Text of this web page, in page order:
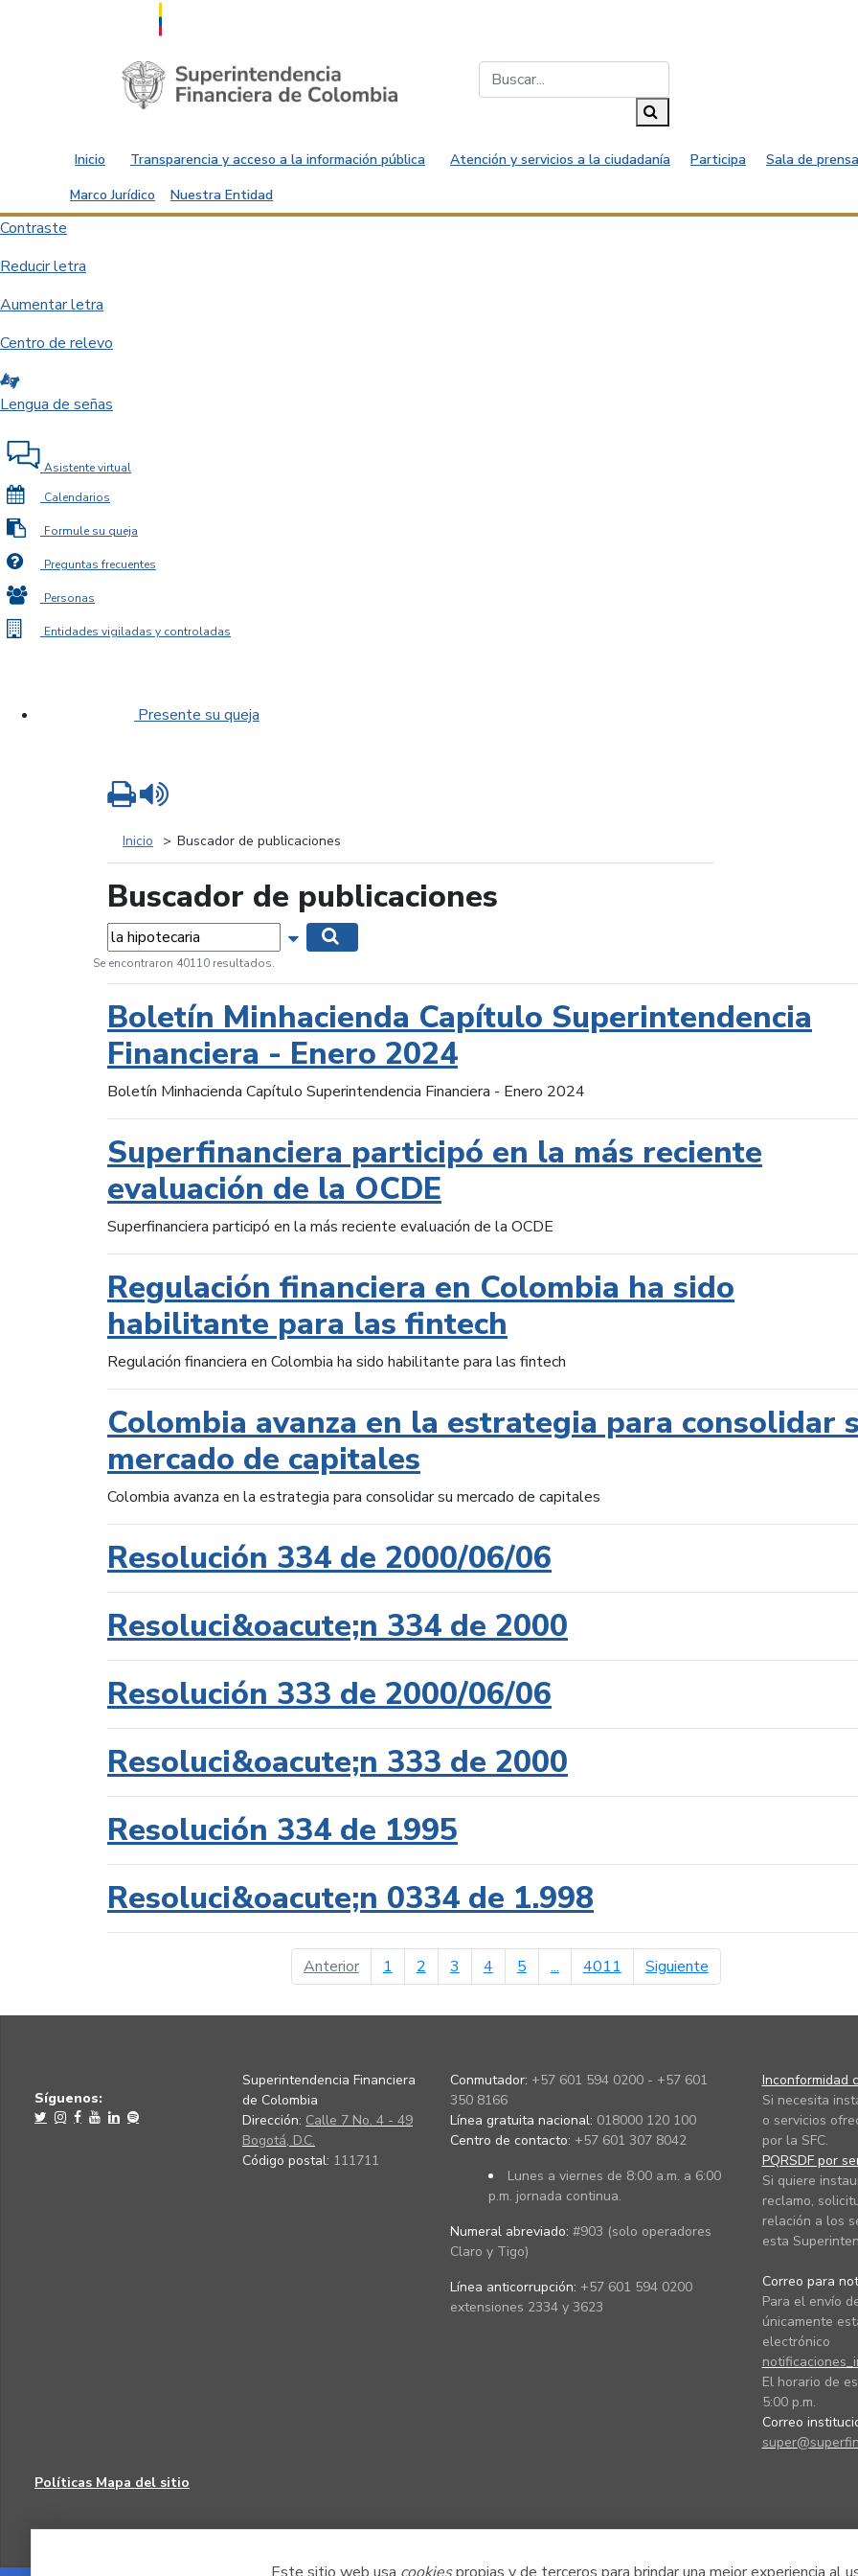
Saltar al contenido principal
Inicio Transparencia y acceso a la información pública Atención y servicios a la ciudadanía Participa
Sala de
Marco Jurídico
Nuestra Entidad
Contraste
Reducir letra
Aumentar letra
Centro de relevo
Lengua de señas
Asistente virtual
Calendarios
Formule su queja
Preguntas frecuentes
Personas
Entidades vigiladas y controladas
Presente su queja
Inicio Buscador de publicaciones
Buscador de publicaciones
Palabras... Mostrar opciones de búsqueda
Se encontraron 40110 resultados.
Boletín Minhacienda Capítulo Superintendencia
Financiera - Enero 2024
Boletín Minhacienda Capítulo Superintendencia Financiera - Enero 2024
Superfinanciera participó en la más reciente
evaluación de la OCDE
Superfinanciera participó en la más reciente evaluación de la OCDE
Regulación financiera en Colombia ha sido
habilitante para las fintech
Regulación financiera en Colombia ha sido habilitante para las fintech
Colombia avanza en la estrategia para consolidar
mercado de capitales
Colombia avanza en la estrategia para consolidar su mercado de capitales
Resolución 334 de 2000/06/06
Resoluci&oacute;n 334 de 2000
Resolución 333 de 2000/06/06
Resoluci&oacute;n 333 de 2000
Resolución 334 de 1995
Resoluci&oacute;n 0334 de 1.998
Anteriorpágina anterior
1 2 3 4 5 ... 4011 Siguientepágina siguiente
Imprimir
Síguenos:
Superintendencia Financiera
de Colombia
Dirección: Calle 7 No. 4 - 49
Bogotá, D.C.
Código postal: 111711
Conmutador: +57 601 594 0200 - +57 601
350 8166
Línea gratuita nacional: 018000 120 100
Centro de contacto: +57 601 307 8042
Lunes a viernes de 8:00 a.m. a 6:00
p.m. jornada continua.
Numeral abreviado: #903 (solo operadores
Claro y Tigo)
Línea anticorrupción: +57 601 594 0200
extensiones 2334 y 3623
Inconformidad
Si necesita
o servicios
por la SFC.
PQRSDF por
Si quiere
reclamo,
relación a los
esta
Correo para
Para el envío
únicamente
electrónico
El horario de
5:00 p.m.
Correo
Políticas Mapa del sitio